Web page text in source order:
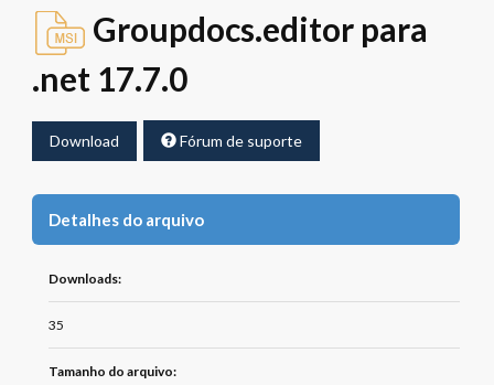
Groupdocs.editor para
.net 17.7.0
Download Fórum de suporte
Detalhes do arquivo
Downloads:
35
Tamanho do arquivo: